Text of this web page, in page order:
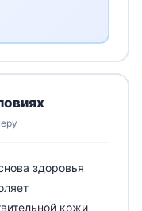
здоровья
кожи,